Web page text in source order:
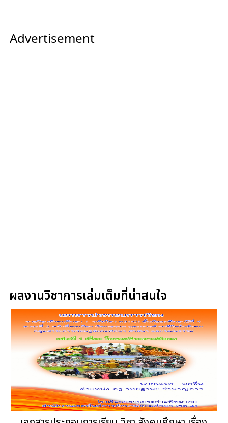
Advertisement
ผลงานวิชาการเล่มเต็มที่น่าสนใจ